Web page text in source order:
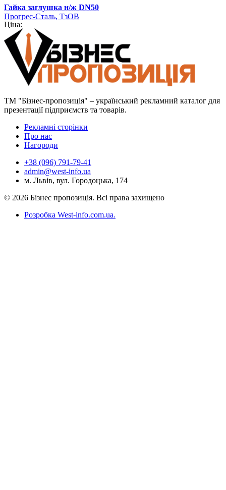
Гайка заглушка н/ж DN50
Прогрес-Сталь, ТзОВ
Ціна:
ТМ "Бізнес-пропозиція" – український рекламний каталог для
презентації підприємств та товарів.
Рекламні сторінки
Про нас
Нагороди
+38 (096) 791-79-41
admin@west-info.ua
м. Львів, вул. Городоцька, 174
© 2026 Бізнес пропозиція. Всі права захищено
Розробка West-info.com.ua.